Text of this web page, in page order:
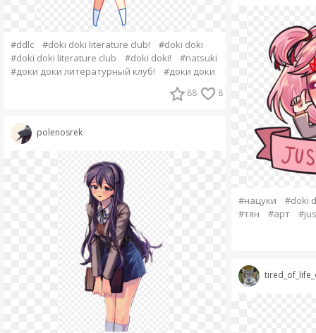
#ddlc #doki doki literature club!
#doki doki
#doki doki literature club
#doki doki!
#natsuki
#доки доки литературный клуб!
#доки доки
88 8
polenosrek
#нацуки
#doki
#тян
#арт